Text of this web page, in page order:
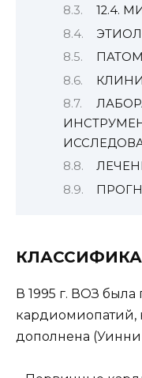
12.4.
В 1995 г. ВОЗ
кардиомиопатий,
дополнена (Уинни